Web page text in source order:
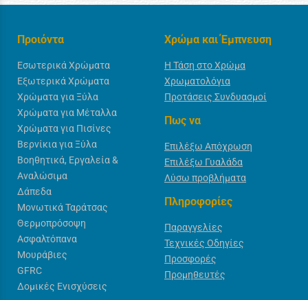
Προιόντα
Εσωτερικά Χρώματα
Εξωτερικά Χρώματα
Χρώματα για Ξύλα
Χρώματα για Μέταλλα
Χρώματα για Πισίνες
Βερνίκια για Ξύλα
Βοηθητικά, Εργαλεία &
Αναλώσιμα
Δάπεδα
Μονωτικά Ταράτσας
Θερμοπρόσοψη
Ασφαλτόπανα
Μουράβιες
GFRC
Δομικές Ενισχύσεις
Χρώμα και Έμπνευση
Η Τάση στο Χρώμα
Χρωματολόγια
Προτάσεις Συνδυασμοί
Πως να
Επιλέξω Απόχρωση
Επιλέξω Γυαλάδα
Λύσω προβλήματα
Πληροφορίες
Παραγγελίες
Τεχνικές Οδηγίες
Προσφορές
Προμηθευτές